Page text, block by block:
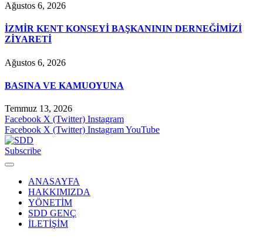
Ağustos 6, 2026
İZMİR KENT KONSEYİ BAŞKANININ DERNEĞİMİZİ
ZİYARETİ
Ağustos 6, 2026
BASINA VE KAMUOYUNA
Temmuz 13, 2026
Facebook X (Twitter) Instagram
Facebook X (Twitter) InstagramYouTube
Subscribe
ANASAYFA
HAKKIMIZDA
YÖNETİM
SDD GENÇ
İLETİŞİM